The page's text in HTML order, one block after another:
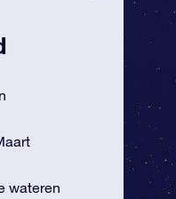
wateren